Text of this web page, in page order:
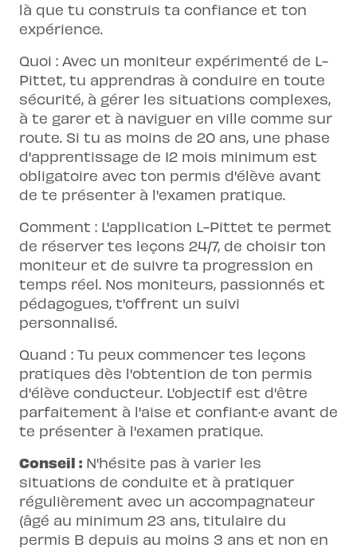
là que tu construis ta confiance et ton
expérience.
Quoi : Avec un moniteur expérimenté de L-
Pittet, tu apprendras à conduire en toute
sécurité, à gérer les situations complexes,
à te garer et à naviguer en ville comme sur
route. Si tu as moins de 20 ans, une phase
d'apprentissage de 12 mois minimum est
obligatoire avec ton permis d'élève avant
de te présenter à l'examen pratique.
Comment : L'application L-Pittet te permet
de réserver tes leçons 24/7, de choisir ton
moniteur et de suivre ta progression en
temps réel. Nos moniteurs, passionnés et
pédagogues, t'offrent un suivi
personnalisé.
Quand : Tu peux commencer tes leçons
pratiques dès l'obtention de ton permis
d'élève conducteur. L'objectif est d'être
parfaitement à l'aise et confiant·e avant de
te présenter à l'examen pratique.
Conseil : N'hésite pas à varier les
situations de conduite et à pratiquer
régulièrement avec un accompagnateur
(âgé au minimum 23 ans, titulaire du
permis B depuis au moins 3 ans et non en